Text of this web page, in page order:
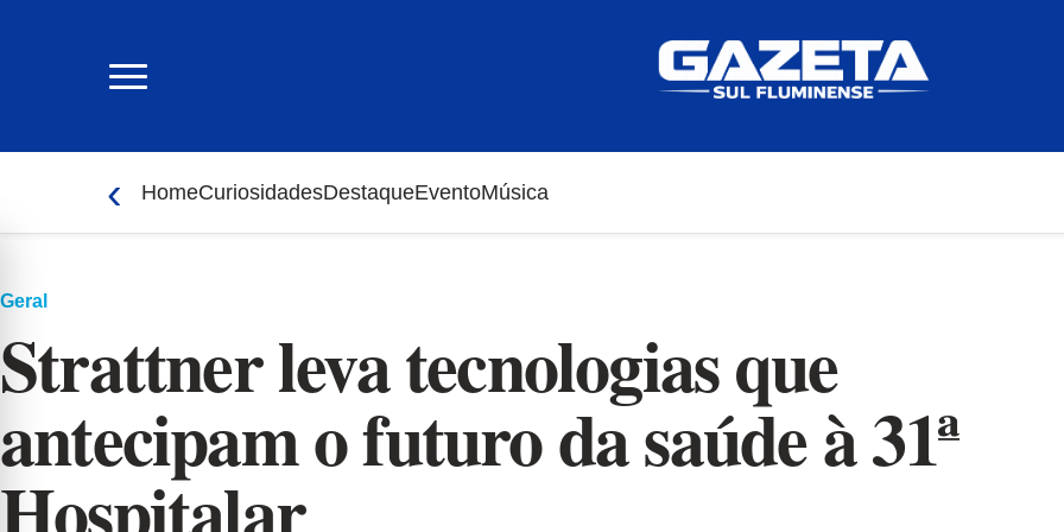
‹ HomeCuriosidadesDestaqueEventoMúsica
Geral
Strattner leva tecnologias que
antecipam o futuro da saúde à 31ª
Hospitalar